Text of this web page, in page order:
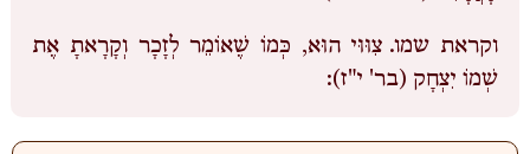
וקראת שמו. צִוּוּי הוּא, כְּמוֹ שֶׁאוֹמֵר לְזָכָר וְקָרָאתָ אֶת
שְׁמוֹ יִצְחָק (בר' י"ז):